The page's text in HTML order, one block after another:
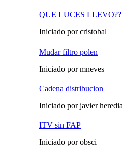
QUE LUCES LLEVO??
Iniciado por cristobal
Mudar filtro polen
Iniciado por mneves
Cadena distribucion
Iniciado por javier heredia
ITV sin FAP
Iniciado por obsci